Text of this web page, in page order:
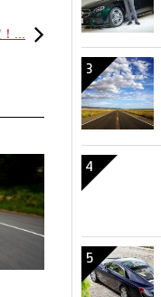
ナミ
車重
...
3
4
5